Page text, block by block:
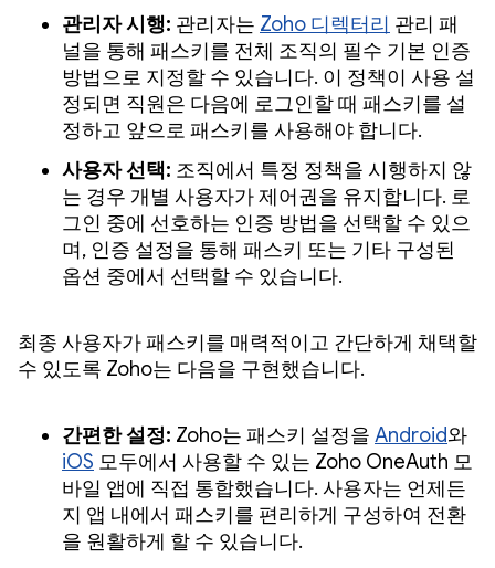
관리자 시행: 관리자는 Zoho 디렉터리 관리 패
널을 통해 패스키를 전체 조직의 필수 기본 인증
방법으로 지정할 수 있습니다. 이 정책이 사용 설
정되면 직원은 다음에 로그인할 때 패스키를 설
정하고 앞으로 패스키를 사용해야 합니다.
사용자 선택: 조직에서 특정 정책을 시행하지 않
는 경우 개별 사용자가 제어권을 유지합니다. 로
그인 중에 선호하는 인증 방법을 선택할 수 있으
며, 인증 설정을 통해 패스키 또는 기타 구성된
옵션 중에서 선택할 수 있습니다.
최종 사용자가 패스키를 매력적이고 간단하게 채택할
수 있도록 Zoho는 다음을 구현했습니다.
간편한 설정: Zoho는 패스키 설정을 Android와
iOS 모두에서 사용할 수 있는 Zoho OneAuth 모
바일 앱에 직접 통합했습니다. 사용자는 언제든
지 앱 내에서 패스키를 편리하게 구성하여 전환
을 원활하게 할 수 있습니다.